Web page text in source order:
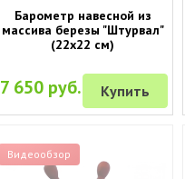
Барометр навесной из
массива березы "Штурвал"
(22х22 см)
7 650 руб. Купить
Видеообзор